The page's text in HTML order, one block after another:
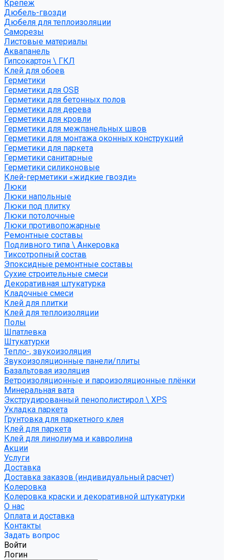
Крепеж
Дюбель-гвозди
Дюбеля для теплоизоляции
Саморезы
Листовые материалы
Аквапанель
Гипсокартон \ ГКЛ
Клей для обоев
Герметики
Герметики для OSB
Герметики для бетонных полов
Герметики для дерева
Герметики для кровли
Герметики для межпанельных швов
Герметики для монтажа оконных конструкций
Герметики для паркета
Герметики санитарные
Герметики силиконовые
Клей-герметики «жидкие гвозди»
Люки
Люки напольные
Люки под плитку
Люки потолочные
Люки противопожарные
Ремонтные составы
Подливного типа \ Анкеровка
Тиксотропный состав
Эпоксидные ремонтные составы
Сухие строительные смеси
Декоративная штукатурка
Кладочные смеси
Клей для плитки
Клей для теплоизоляции
Полы
Шпатлевка
Штукатурки
Тепло-, звукоизоляция
Звукоизоляционные панели/плиты
Базальтовая изоляция
Ветроизоляционные и пароизоляционные плёнки
Минеральная вата
Экструдированный пенополистирол \ XPS
Укладка паркета
Грунтовка для паркетного клея
Клей для паркета
Клей для линолиума и кавролина
Акции
Услуги
Доставка
Доставка заказов (индивидуальный расчет)
Колеровка
Колеровка краски и декоративной штукатурки
О нас
Оплата и доставка
Контакты
Задать вопрос
Войти
Логин